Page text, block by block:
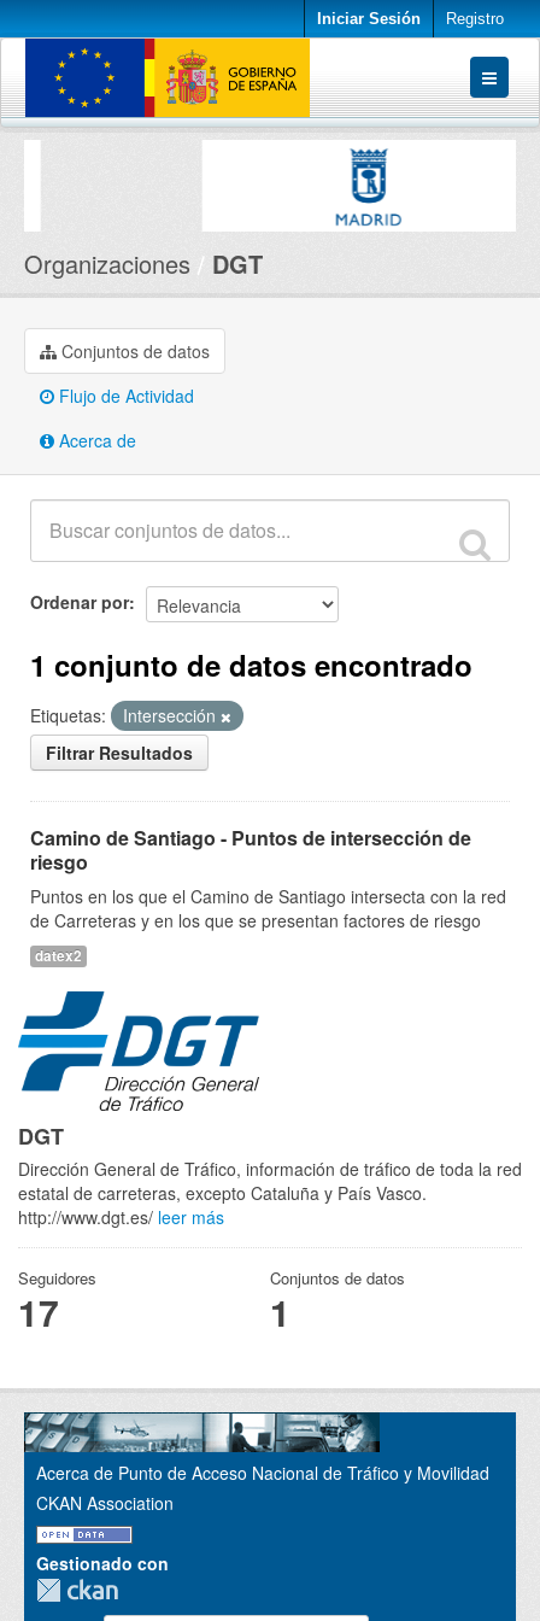
Iniciar Sesión Registro
Conjuntos de datos
Organizaciones DGT
Conjuntos de datos
Flujo de Actividad
Acerca de
Ordenar por
1 conjunto de datos encontrado
Etiquetas:
Intersección
Filtrar Resultados
Camino de Santiago - Puntos de intersección de
riesgo
Puntos en los que el Camino de Santiago intersecta con la red
de Carreteras y en los que se presentan factores de riesgo
datex2
DGT
Dirección General de Tráfico, información de tráfico de toda la red
estatal de carreteras, excepto Cataluña y País Vasco.
http://www.dgt.es/ leer más
Seguidores
17
Conjuntos de datos
1
Acerca de Punto de Acceso Nacional de Tráfico y Movilidad
CKAN Association
Gestionado con